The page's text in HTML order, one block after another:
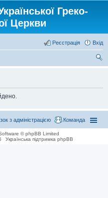
Греко-
Церкви
Вхід
Реєстрація
Команда
з адміністрацією
© phpBB Limited
Українська підтримка phpBB